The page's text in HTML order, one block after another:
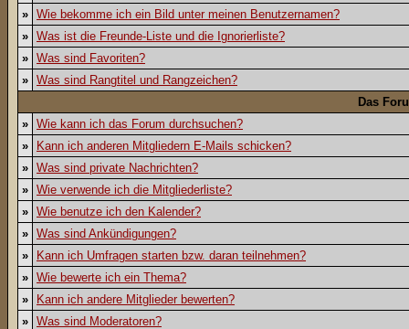
» Wie bekomme ich ein Bild unter meinen Benutzernamen?
» Was ist die Freunde-Liste und die Ignorierliste?
» Was sind Favoriten?
» Was sind Rangtitel und Rangzeichen?
Das
» Wie kann ich das Forum durchsuchen?
»
Kann ich anderen Mitgliedern E-Mails schicken?
» Was sind private Nachrichten?
» Wie verwende ich die Mitgliederliste?
» Wie benutze ich den Kalender?
» Was sind Ankündigungen?
»
Kann ich Umfragen starten bzw. daran teilnehmen?
» Wie bewerte ich ein Thema?
»
Kann ich andere Mitglieder bewerten?
» Was sind Moderatoren?